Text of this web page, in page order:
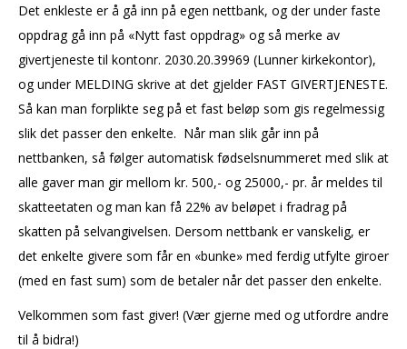
Det enkleste er å gå inn på egen nettbank, og der under faste
oppdraggå inn på «Nytt fast oppdrag» og så merke av
givertjeneste til kontonr. 2030.20.39969 (Lunner kirkekontor),
og under MELDING skrive at det gjelder FAST GIVERTJENESTE.
Så kan man forplikte seg på et fast beløp som gis regelmessig
slik det passer den enkelte. Når man slik går inn på
nettbanken, så følger automatisk fødselsnummeret med slik at
alle gaver man girmellom kr. 500,- og 25000,- pr. årmeldes til
skatteetaten og man kan få 22% av beløpet i fradrag på
skatten på selvangivelsen. Dersom nettbank er vanskelig, er
det enkelte givere som får en «bunke» med ferdig utfylte giroer
(med en fast sum) som de betaler når det passer den enkelte.
Velkommen som fast giver! (Vær gjerne med og utfordre andre
til å bidra!)